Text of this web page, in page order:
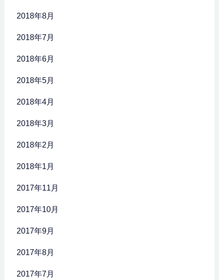
2018年8月
2018年7月
2018年6月
2018年5月
2018年4月
2018年3月
2018年2月
2018年1月
2017年11月
2017年10月
2017年9月
2017年8月
2017年7月